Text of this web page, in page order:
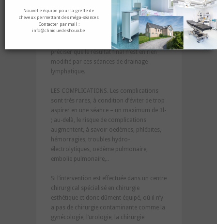
Des séances de drainage lymphatique, à
raison de 2 ou 3 par semaine, peuvent être
réalisées après l’intervention pour accélérer
la récupération tissulaire. Il faut toutefois
préciser que le résultat final n’est en rien
modifié par ces séances de drainage
lymphatique.
LES COMPLICATIONS. Les complications
sont très rares, à condition d’éviter de trop
aspirer en une séance – un maximum de 3l-
; au-delà, le risque de complications
augmentent, à savoir oedèmes, phlébites,
hémorragies, troubles hydro-
électrolytiques, oedème pulmonaire,
embolie pulmonaire,..
Si l’intervention est effectuée dans un centre
chirurgical spécialisé en chirurgie
esthétique et donc dûment équipé, où il n’y
a pas de chirurgie contaminante comme la
gynécologie, l’urologie, la chirurgie
Nouvelle équipe pour la greffe de
cheveux permettant des méga-séances
Contacter par mail :
info@cliniquedeshoux.be